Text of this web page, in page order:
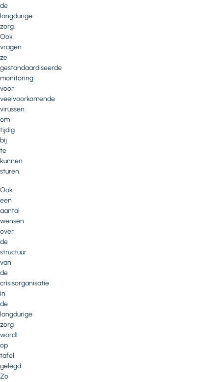
de
langdurige
zorg.
Ook
vragen
ze
gestandaardiseerde
monitoring
voor
veelvoorkomende
virussen
om
tijdig
bij
te
kunnen
sturen.
Ook
een
aantal
wensen
over
de
structuur
van
de
crisisorganisatie
in
de
langdurige
zorg
wordt
op
tafel
gelegd.
Zo